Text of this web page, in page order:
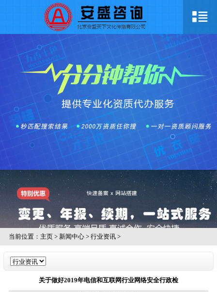
当前位置： 主页> 新闻中心> 行业资讯>
关于做好2019年电信和互联网行业网络安全行政检